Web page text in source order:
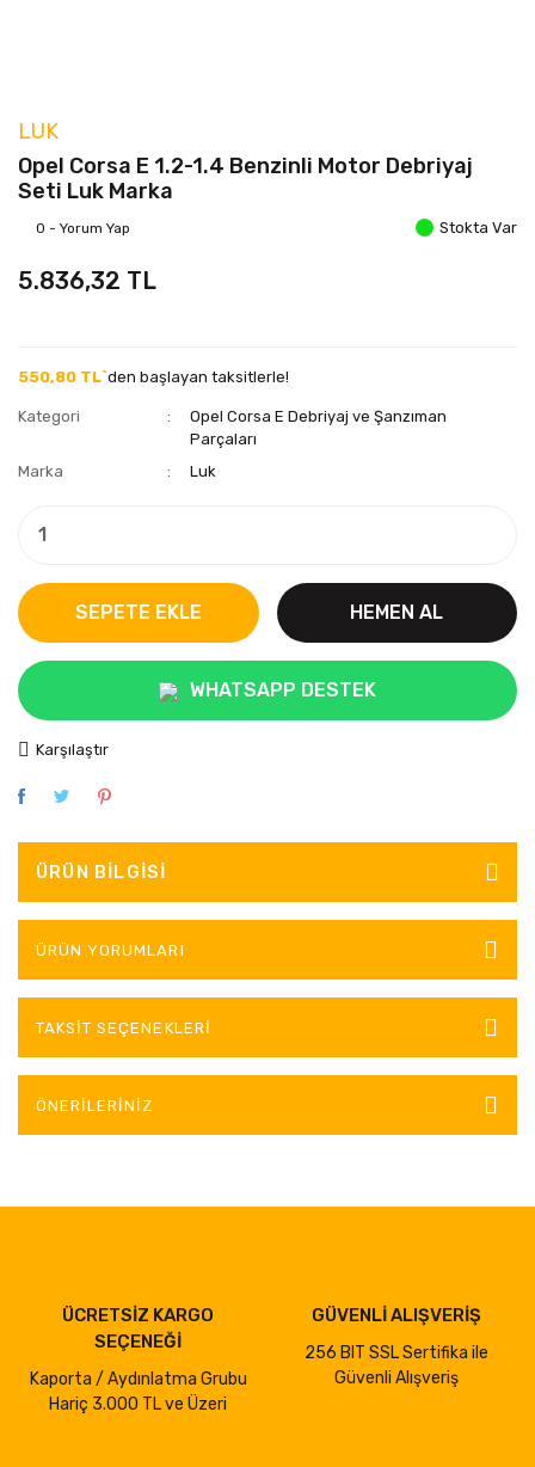
LUK
Opel Corsa E 1.2-1.4 Benzinli Motor Debriyaj
Seti Luk Marka
0 - Yorum Yap Stokta Var
5.836,32 TL
550,80 TL`den başlayan taksitlerle!
Kategori
Opel Corsa E Debriyaj ve Şanzıman
Parçaları
Marka
Luk
SEPETE EKLE HEMEN AL
WHATSAPP DESTEK
Karşılaştır
ÜRÜN BILGISI
ÜRÜN YORUMLARI
TAKSIT SEÇENEKLERI
ÖNERILERINIZ
ÜCRETSİZ KARGO
SEÇENEĞİ
Kaporta / Aydınlatma Grubu
Hariç 3.000 TL ve Üzeri
GÜVENLİ ALIŞVERİŞ
256 BIT SSL Sertifika ile
Güvenli Alışveriş